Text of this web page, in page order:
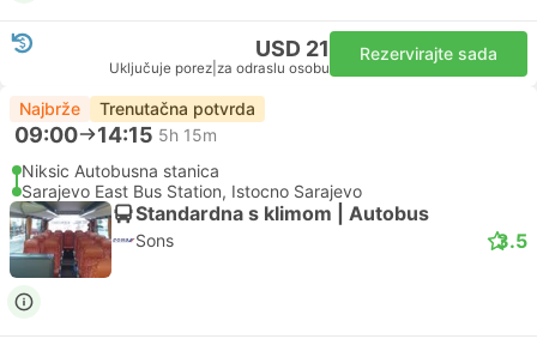
USD 21
Uključuje porez za odraslu osobu
Rezervirajte sada
Najbrže Trenutačna potvrda
09:00 14:15 5h 15m
Niksic Autobusna stanica
Sarajevo East Bus Station, Istocno Sarajevo
Standardna s klimom | Autobus
Sons 3.5